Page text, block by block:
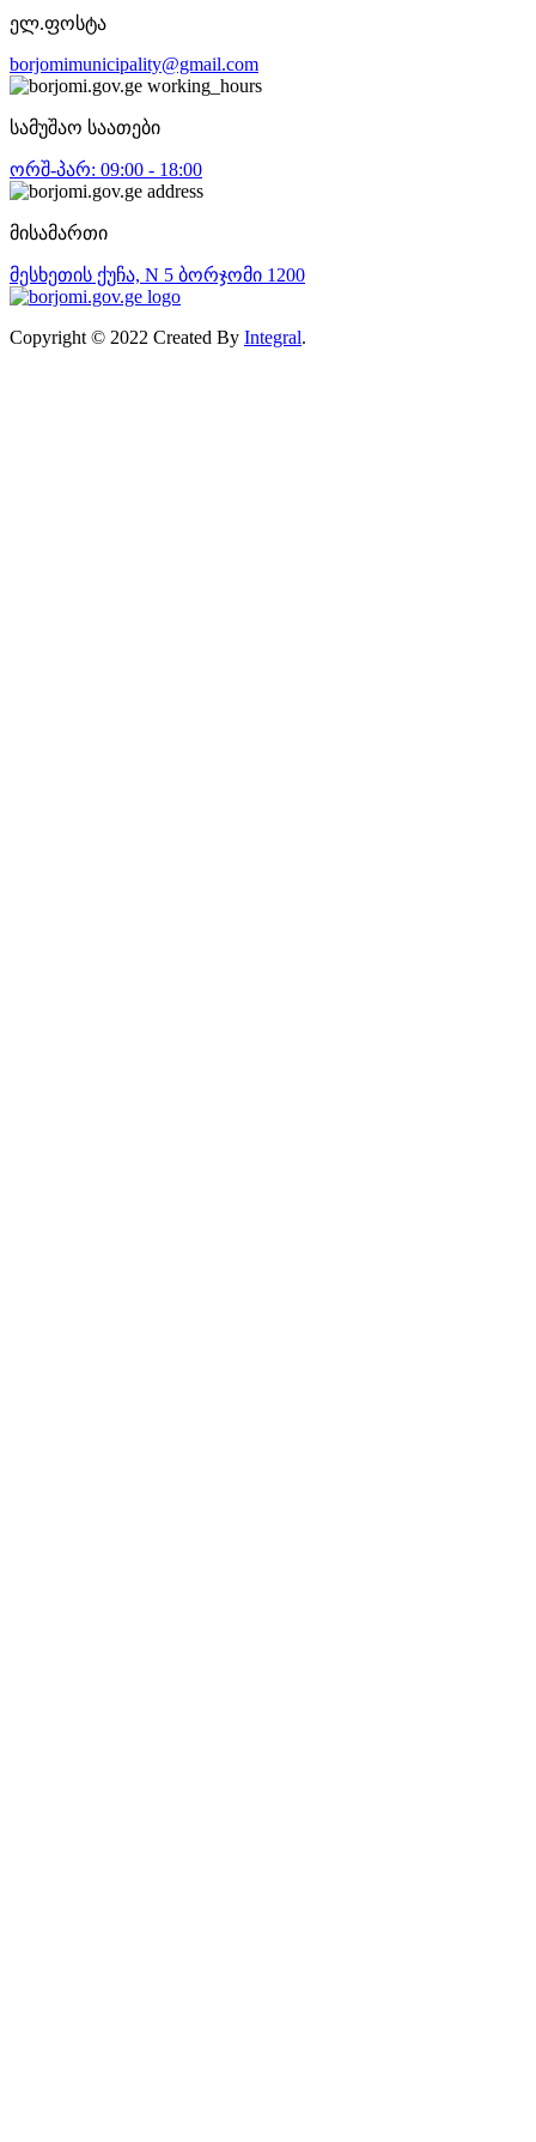
ელ.ფოსტა
borjomimunicipality@gmail.com
სამუშაო საათები
ორშ-პარ: 09:00 - 18:00
მისამართი
მესხეთის ქუჩა, N 5 ბორჯომი 1200
Copyright © 2022 Created By Integral.